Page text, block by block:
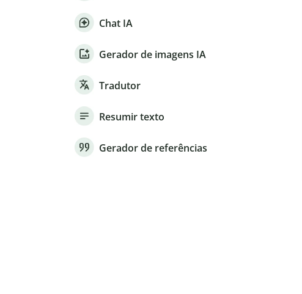
Chat IA
Gerador de imagens IA
Tradutor
Resumir texto
Gerador de referências